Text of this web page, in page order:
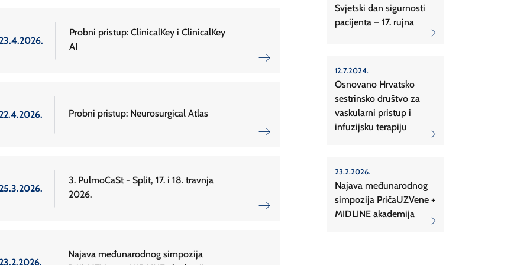
23.4.2026.
Probni pristup: ClinicalKey i ClinicalKey
AI
22.4.2026. Probni pristup: Neurosurgical Atlas
25.3.2026.
3. PulmoCaSt - Split, 17. i 18. travnja
2026.
23.2.2026.
Najava međunarodnog simpozija
Svjetski dan sigurnosti
pacijenta – 17. rujna
12.7.2024.
Osnovano Hrvatsko
sestrinsko društvo za
vaskularni pristup i
infuzijsku terapiju
23.2.2026.
Najava međunarodnog
simpozija PričaUZVene +
MIDLINE akademija